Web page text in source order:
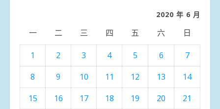
2020 年 6 月
一 二 三 四 五 六 日
1 2 3 4 5 6
7
8
9 10 11 12 13
14
15
16 17 18 19 20
21